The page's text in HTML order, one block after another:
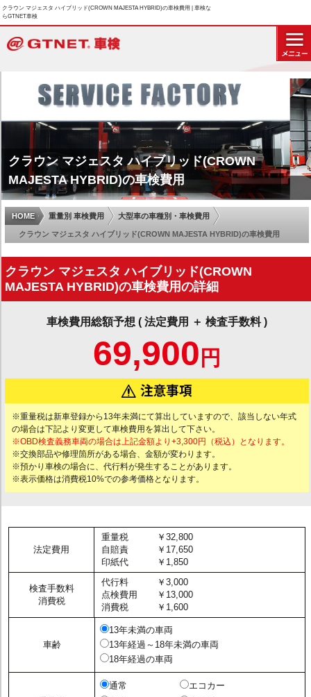
クラウン マジェスタ ハイブリッド(CROWN MAJESTA HYBRID)の車検費用 | 車検な
らGTNET車検
クラウン マジェスタ ハイブリッド(CROWN
MAJESTA HYBRID)の車検費用
HOME 重量別 車検費用 大型車の車種別・車検費用
クラウン マジェスタ ハイブリッド(CROWN MAJESTA HYBRID)の車検費用
クラウン マジェスタ ハイブリッド(CROWN
MAJESTA HYBRID)の車検費用の詳細
車検費用総額予想 ( 法定費用 ＋ 検査手数料 )
69,900 円
※重量税は新車登録から13年未満にて算出していますので、該当しない年式
の場合は下記より変更して車検費用を算出して下さい。
※OBD検査義務車両の場合は上記金額より+3,300円（税込）となります。
※交換部品や修理箇所がある場合、金額が変わります。
※預かり車検の場合に、代行料が発生することがあります。
※表示価格は消費税10%での参考価格となります。
法定費用
重量税
￥32,800
自賠責
￥17,650
印紙代
￥1,850
検査手数料
消費税
代行料
￥3,000
点検費用
￥13,000
消費税
￥1,600
車齢
13年未満の車両
13年経過～18年未満の車両
18年経過の車両
通常
エコカー